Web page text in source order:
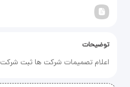
توضیحات
اعلام تصمیمات شرکت ها ثبت شرکت